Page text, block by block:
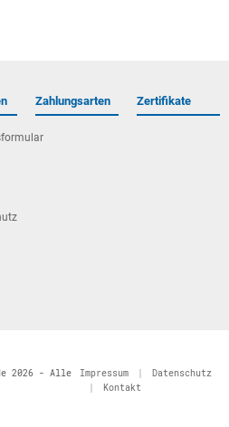
Zahlungsarten Zertifikate
2026 - Alle
Impressum |
Datenschutz
|
Kontakt